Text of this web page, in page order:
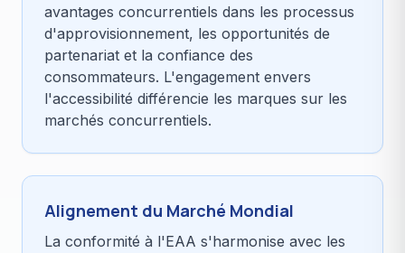
avantages concurrentiels dans les processus
d'approvisionnement, les opportunités de
partenariat et la confiance des
consommateurs. L'engagement envers
l'accessibilité différencie les marques sur les
marchés concurrentiels.
Alignement du Marché Mondial
La conformité à l'EAA s'harmonise avec les